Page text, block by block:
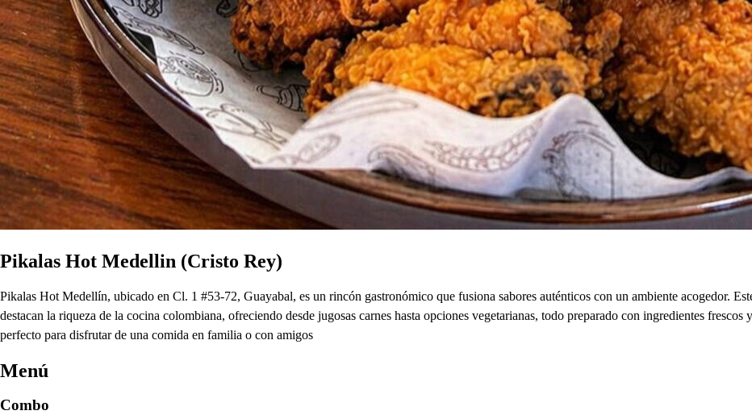
Pikalas Hot Medellin (Cristo Rey)
Pikalas Hot Medellín, ubicado en Cl. 1 #53-72, Guayabal, es un rincón gastronómico que fusiona sabores auténticos con un ambiente acogedor.
destacan la riqueza de la cocina colombiana, ofreciendo desde jugosas carnes hasta opciones vegetarianas, todo preparado con ingredientes
perfecto para disfrutar de una comida en familia o con amigos
Menú
Combo